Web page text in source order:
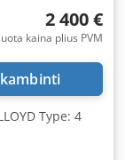
2 400 €
kaina plius PVM
Type: 4